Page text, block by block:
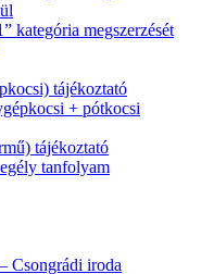
kategória megszerzését
tájékoztató
+ pótkocsi
tájékoztató
tanfolyam
Csongrádi iroda